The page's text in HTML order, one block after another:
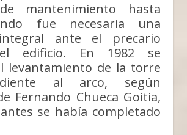
mantenimiento hasta
fue necesaria una
ante el precario
edificio. En 1982 se
levantamiento de la torre
al arco, según
Fernando Chueca Goitia,
se había completado